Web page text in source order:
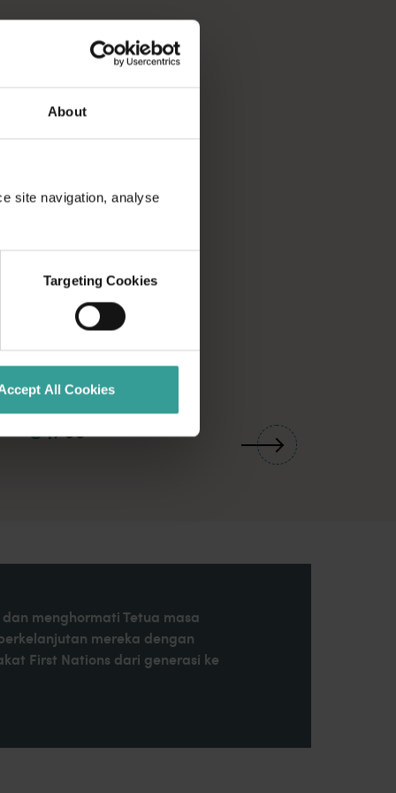
About
site navigation, analyse
Targeting Cookies
All Cookies
01/03
menghormati Tetua masa
mereka dengan
First Nations dari generasi ke